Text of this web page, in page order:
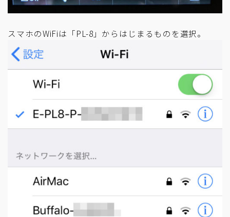
スマホのWiFiは「PL-8」からはじまるものを選択。